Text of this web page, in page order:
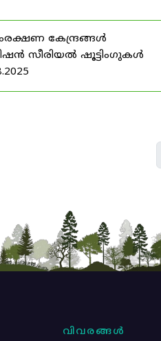
കേന്ദ്രങ്ങൾ
സീരിയൽ ഷൂട്ടിംഗുകൾ
വിവരങ്ങൾ